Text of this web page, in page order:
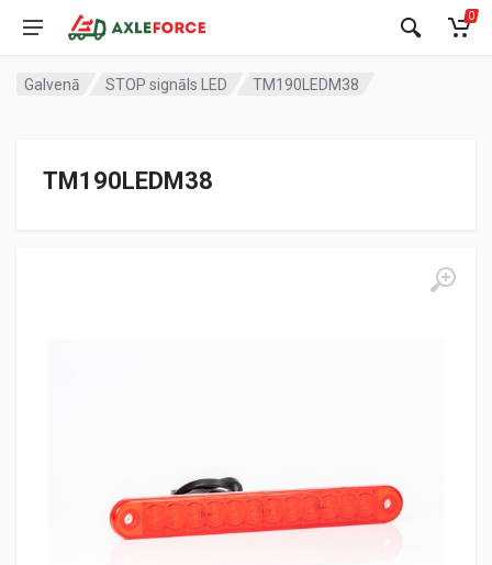
0
Galvenā STOP signāls LED TM190LEDM38
TM190LEDM38